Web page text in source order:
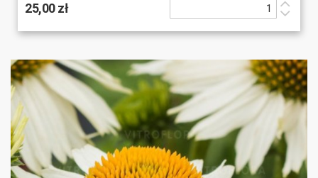
25,00 zł